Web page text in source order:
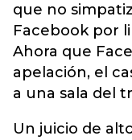
que no
Facebook por
Ahora que
apelación, el
a una sala del
Un juicio de